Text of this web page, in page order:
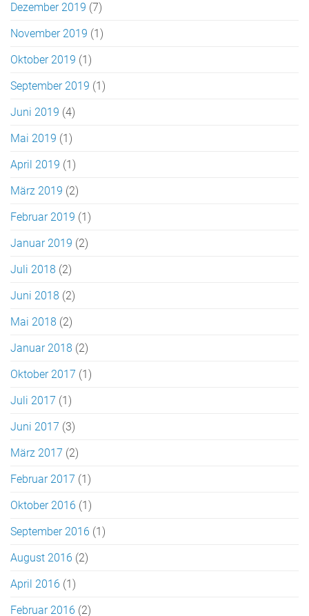
Dezember 2019 (7)
November 2019 (1)
Oktober 2019 (1)
September 2019 (1)
Juni 2019 (4)
Mai 2019 (1)
April 2019 (1)
März 2019 (2)
Februar 2019 (1)
Januar 2019 (2)
Juli 2018 (2)
Juni 2018 (2)
Mai 2018 (2)
Januar 2018 (2)
Oktober 2017 (1)
Juli 2017 (1)
Juni 2017 (3)
März 2017 (2)
Februar 2017 (1)
Oktober 2016 (1)
September 2016 (1)
August 2016 (2)
April 2016 (1)
Februar 2016 (2)